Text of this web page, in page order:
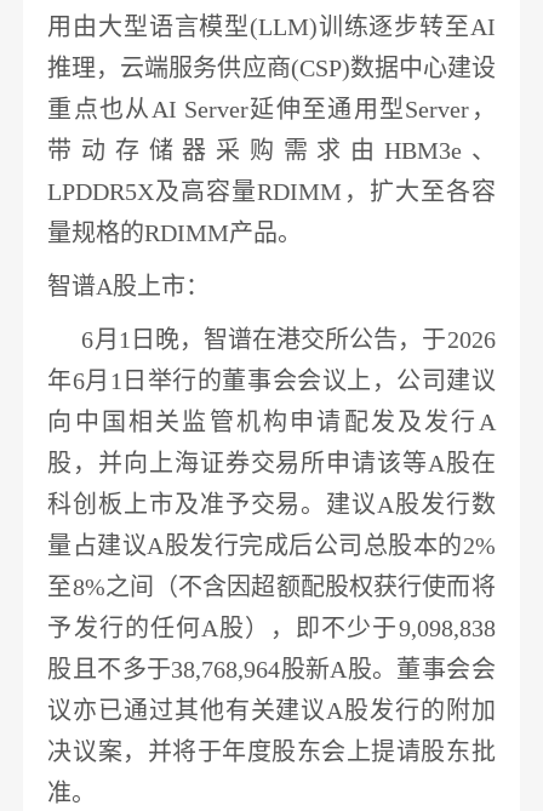
用 由大型语言模型(LLM)训练逐步转至AI
推理，云端服务供应商(CSP)数据中心建设
重点也从 AI Server延伸至通用型Server，
带动存储器采购需求由HBM3e、
LPDDR5X及高容量RDIMM，扩大至各容
量规格的RDIMM产品。
智谱A股上市：
6月1日晚， 智谱在港交所公告，于2026
年6月1日举行的董事会会议上， 公司建议
向中国相关监管机构申请配发及发行 A
股，并向上海证券交易所申请该等A股在
科创板上市及准予交易。建议 A股发行数
量占建议A股发行完成后公司总股本的2%
至8%之间（不含因超额配股权获行使而将
予发行的任何A股），即不少于9,098,838
股且不多于38,768,964股新A股。董事会会
议亦已通过其他有关建议A股发行的附加
决议案，并将于年度股东会上提请股东批
准。